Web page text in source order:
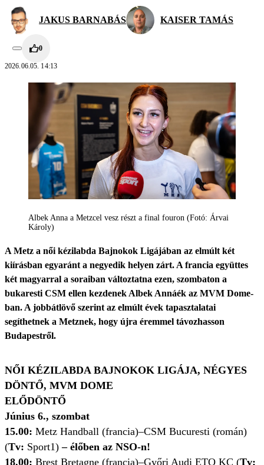
JAKUS BARNABÁS KAISER TAMÁS
0
2026.06.05. 14:13
Albek Anna a Metzcel vesz részt a final fouron (Fotó: Árvai
Károly)
A Metz a női kézilabda Bajnokok Ligájában az elmúlt két
kiírásban egyaránt a negyedik helyen zárt. A francia együttes
két magyarral a soraiban változtatna ezen, szombaton a
bukaresti CSM ellen kezdenek Albek Annáék az MVM Dome-
ban. A jobbátlövő szerint az elmúlt évek tapasztalatai
segíthetnek a Metznek, hogy újra éremmel távozhasson
Budapestről.
NŐI KÉZILABDA BAJNOKOK LIGÁJA, NÉGYES
DÖNTŐ, MVM DOME
ELŐDÖNTŐ
Június 6., szombat
15.00: Metz Handball (francia)–CSM Bucuresti (román)
(Tv: Sport1)– élőben az NSO-n!
18.00: Brest Bretagne (francia)–Győri Audi ETO KC (Tv: